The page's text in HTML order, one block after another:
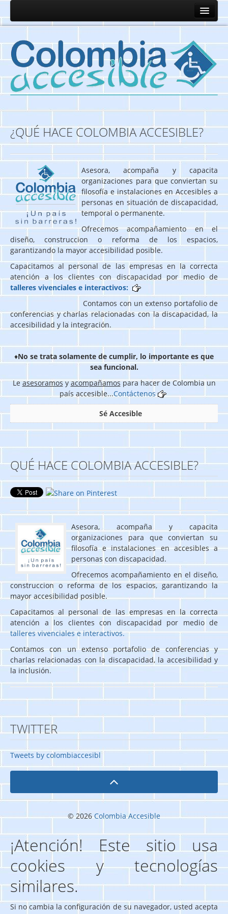
¿QUÉ HACE COLOMBIA ACCESIBLE?
Asesora, acompaña y capacita
organizaciones para que conviertan su
filosofía e instalaciones en Accesibles a
personas en situación de discapacidad,
temporal o permanente.
Ofrecemos acompañamiento en el
diseño, construccion o reforma de los espacios,
garantizando la mayor accesibilidad posible.
Capacitamos al personal de las empresas en la correcta
atención a los clientes con discapacidad por medio de
talleres vivenciales e interactivos:
Contamos con un extenso portafolio de
conferencias y charlas relacionadas con la discapacidad, la
accesibilidad y la integración.
♦No se trata solamente de cumplir, lo importante es que
sea funcional.
Leasesoramosyacompañamospara hacer de Colombia un
país accesible...Contáctenos
Sé Accesible
QUÉ HACE COLOMBIA ACCESIBLE?
Asesora, acompaña y capacita
organizaciones para que conviertan su
filosofía e instalaciones en accesibles a
personas con discapacidad.
Ofrecemos acompañamiento en el diseño,
construccion o reforma de los espacios, garantizando la
mayor accesibilidad posible.
Capacitamos al personal de las empresas en la correcta
atención a los clientes con discapacidad por medio de
talleres vivenciales e interactivos.
Contamos con un extenso portafolio de conferencias y
charlas relacionadas con la discapacidad, la accesibilidad y
la inclusión.
TWITTER
Tweets by colombiaccesibl
© 2026Colombia Accesible
¡Atención! Este sitio usa
cookies y tecnologías
similares.
Si no cambia la configuración de su navegador, usted acepta